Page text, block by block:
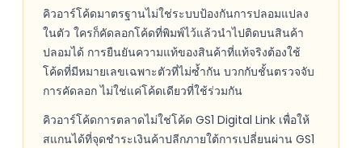
คิวอาร์โค้ดมาตรฐานไม่ใช่ระบบป้องกันการปลอมแปลง
ในตัว ใครก็คัดลอกโค้ดที่พิมพ์ไว้แล้วนำไปติดบนสินค้า
ปลอมได้ การยืนยันความแท้ของสินค้าที่แท้จริงต้องใช้
โค้ดที่มีหมายเลขเฉพาะตัวที่ไม่ซ้ำกัน บวกกับชั้นตรวจจับ
การคัดลอก ไม่ใช่แค่โค้ดเดียวที่ใช้ร่วมกัน
คิวอาร์โค้ดการตลาดไม่ใช่โค้ด GS1 Digital Link เพื่อให้
สแกนได้ที่จุดชำระเงินค้าปลีกภายใต้การเปลี่ยนผ่าน GS1